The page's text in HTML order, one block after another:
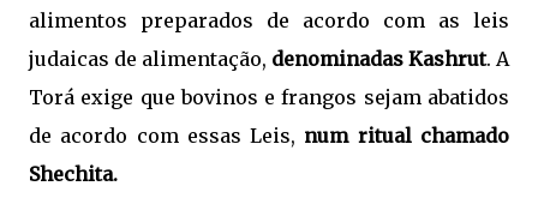
alimentos preparados de acordo com as leis
judaicas de alimentação, denominadas Kashrut. A
Torá exige que bovinos e frangos sejam abatidos
de acordo com essas Leis, num ritual chamado
Shechita.